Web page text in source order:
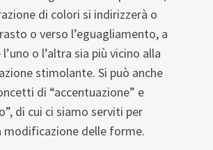
di colori si indirizzerà o
o verso l’eguagliamento, a
o l’altra sia più vicino alla
stimolante. Si può anche
di “accentuazione” e
di cui ci siamo serviti per
modificazione delle forme.